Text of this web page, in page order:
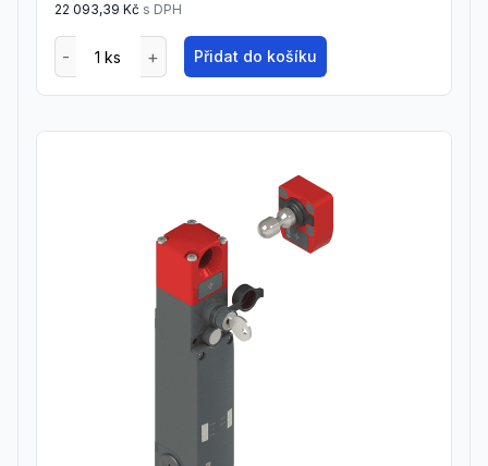
22 093,39 Kč s DPH
Přidat do košíku